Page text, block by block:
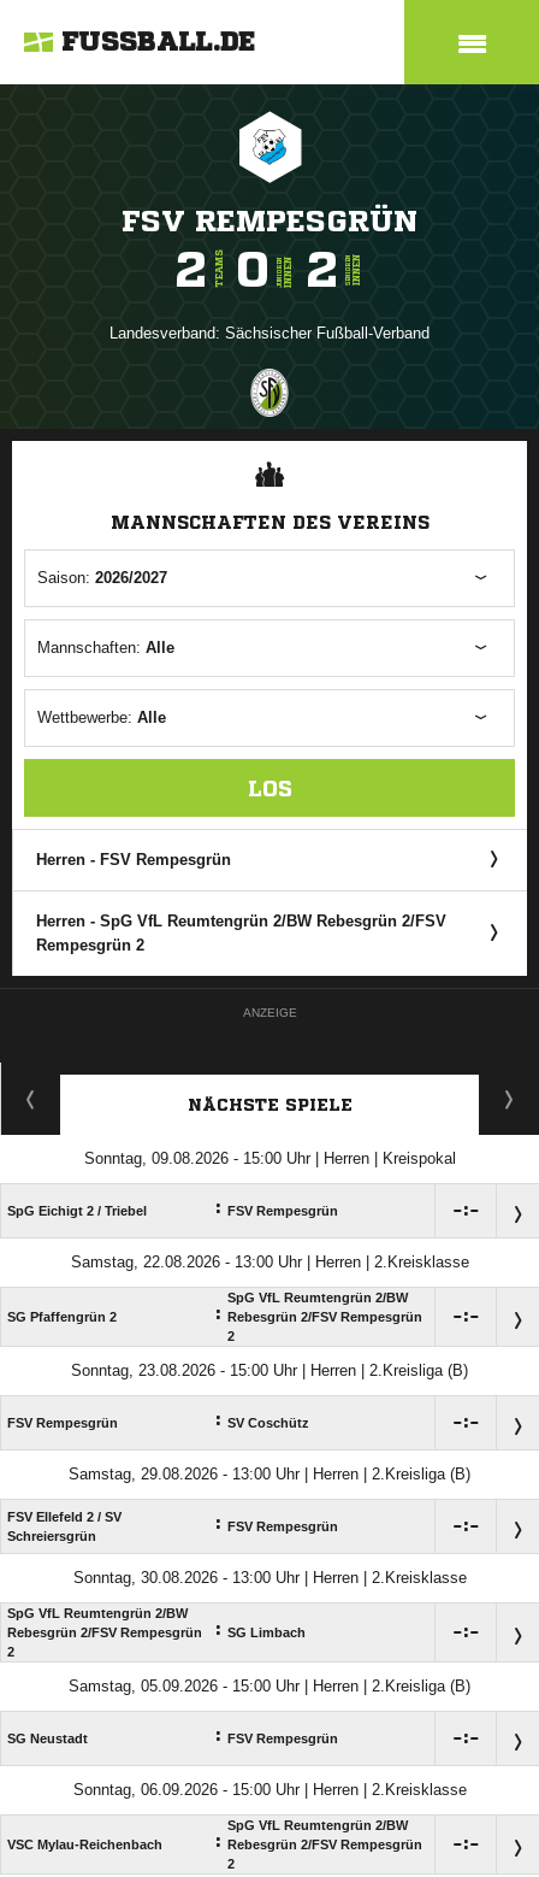
FUSSBALL.DE
FSV REMPESGRÜN
2 TEAMS 0 JUNIORENINNEN 2 SENIORENINNEN
Landesverband: Sächsischer Fußball-Verband
ANZEIGE
MANNSCHAFTEN DES VEREINS
Saison: 2026/2027
Mannschaften: Alle
Wettbewerbe: Alle
LOS
Herren - FSV Rempesgrün
Herren - SpG VfL Reumtengrün 2/​BW Rebesgrün 2/​FSV
Rempesgrün 2
ANZEIGE
NÄCHSTE SPIELE
Sonntag, 09.08.2026 - 15:00 Uhr | Herren | Kreispokal
SpG Eichigt 2 /​ Triebel : FSV Rempesgrün :
Samstag, 22.08.2026 - 13:00 Uhr | Herren | 2.Kreisklasse
SG Pfaffengrün 2 :
SpG VfL Reumtengrün 2/​BW
Rebesgrün 2/​FSV Rempesgrün
2
:
Sonntag, 23.08.2026 - 15:00 Uhr | Herren | 2.Kreisliga (B)
FSV Rempesgrün : SV Coschütz :
Samstag, 29.08.2026 - 13:00 Uhr | Herren | 2.Kreisliga (B)
FSV Ellefeld 2 /​ SV
Schreiersgrün
: FSV Rempesgrün :
Sonntag, 30.08.2026 - 13:00 Uhr | Herren | 2.Kreisklasse
SpG VfL Reumtengrün 2/​BW
Rebesgrün 2/​FSV Rempesgrün
2
: SG Limbach :
Samstag, 05.09.2026 - 15:00 Uhr | Herren | 2.Kreisliga (B)
SG Neustadt : FSV Rempesgrün :
Sonntag, 06.09.2026 - 15:00 Uhr | Herren | 2.Kreisklasse
VSC Mylau-Reichenbach :
SpG VfL Reumtengrün 2/​BW
Rebesgrün 2/​FSV Rempesgrün
2
: